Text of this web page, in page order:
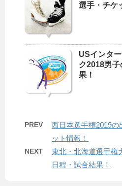
選手・チケ
USインタ
ク2018男
果！
PREV
西日本選手権2019
ット情報！
NEXT
東北・北海道選手権
日程・試合結果！